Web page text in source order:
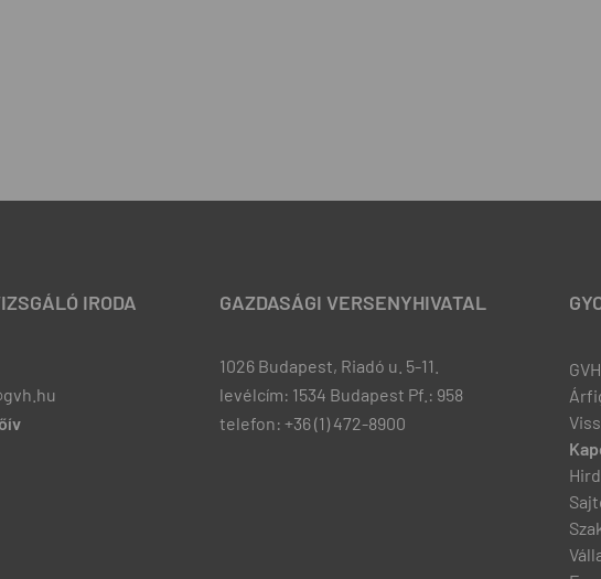
IRODA GAZDASÁGI VERSENYHIVATAL
1026 Budapest, Riadó u. 5-11.
levélcím: 1534 Budapest Pf.: 958
telefon: +36 (1) 472-8900
GVH